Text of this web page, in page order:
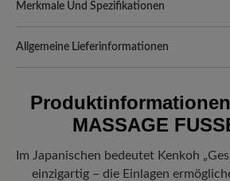
Merkmale Und Spezifikationen
Allgemeine Lieferinformationen
hinzugefügt – unabhängig vom Bestellwert.
Freuen Sie sich auf Ihr Paket! Sobald Ihre
Mit der beigefügten Sendungsnummer
nachverfolgen, wo sich Ihr neues BÄR
Produktinformationen
MASSAGE
Im Japanischen bedeutet Kenkoh
einzigartig – die Einlagen